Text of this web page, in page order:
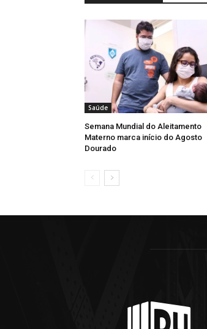
Saúde
Semana Mundial do Aleitamento
Materno marca início do Agosto
Dourado